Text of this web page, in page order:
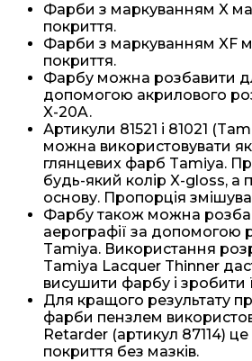
Фарби з маркуванням X
покриття.
Фарби з маркуванням XF
покриття.
Фарбу можна розбавити
допомогою акрилового
X-20A.
Артикули 81521 і 81021
можна використовувати
глянцевих фарб Tamiya.
будь-який колір X-gloss, а
основу. Пропорція
Фарбу також можна
аерографії за допомогою
Tamiya. Використання
Tamiya Lacquer Thinner
висушити фарбу і зробити
Для кращого результату
фарби пензлем
Retarder (артикул 87114)
покриття без мазків.